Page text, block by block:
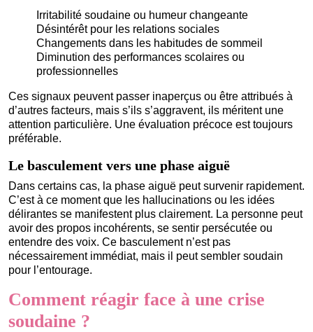
Irritabilité soudaine ou humeur changeante
Désintérêt pour les relations sociales
Changements dans les habitudes de sommeil
Diminution des performances scolaires ou
professionnelles
Ces signaux peuvent passer inaperçus ou être attribués à
d’autres facteurs, mais s’ils s’aggravent, ils méritent une
attention particulière. Une évaluation précoce est toujours
préférable.
Le basculement vers une phase aiguë
Dans certains cas, la phase aiguë peut survenir rapidement.
C’est à ce moment que les hallucinations ou les idées
délirantes se manifestent plus clairement. La personne peut
avoir des propos incohérents, se sentir persécutée ou
entendre des voix. Ce basculement n’est pas
nécessairement immédiat, mais il peut sembler soudain
pour l’entourage.
Comment réagir face à une crise
soudaine ?